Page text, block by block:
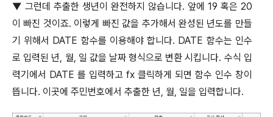
▼ 그런데 추출한 생년이 완전하지 않습니다. 앞에 19 혹은 20
이 빠진 것이죠. 이렇게 빠진 값을 추가해서 완성된 년도를 만들
기 위해서 DATE 함수를 이용해야 합니다. DATE 함수는 인수
로 입력된 년, 월, 일 값을 날짜 형식으로 변환 시킵니다. 수식 입
력기에서 DATE 를 입력하고 fx 클릭하게 되면 함수 인수 창이
뜹니다. 이곳에 주민번호에서 추출한 년, 월, 일을 입력합니다.